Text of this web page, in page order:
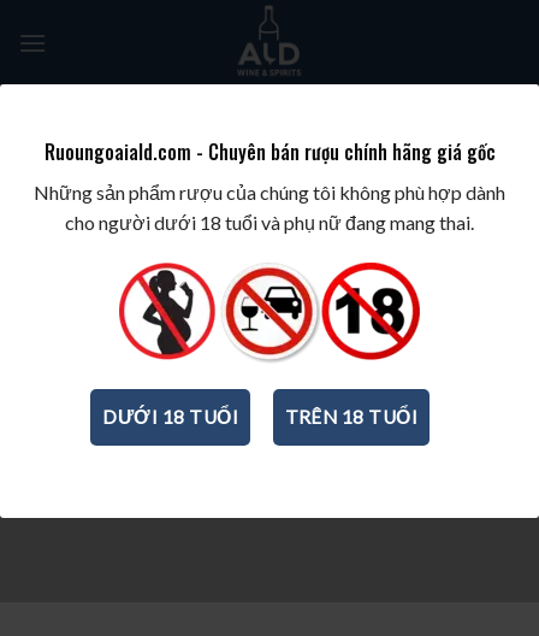
KIẾN THỨC VỀ RƯỢU
rượu vang?
11/04/2019 byadmin
nói lên rất nhiều điều về con người và tính cách của họ
Ruoungoaiald.com - Chuyên bán rượu chính hãng giá gốc
Những sản phẩm rượu của chúng tôi không phù hợp dành
cho người dưới 18 tuổi và phụ nữ đang mang thai.
DƯỚI 18 TUỔI TRÊN 18 TUỔI